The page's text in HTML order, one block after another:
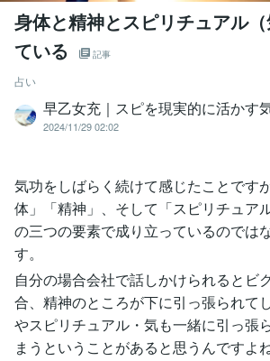
身体と精神とスピリチュアル
ている
記事
占い
早乙女充｜スピを現実的に活かす
2024/11/29 02:02
気功をしばらく続けて感じたことです
体」「精神」、そして「スピリチュア
の三つの要素で成り立っているのでは
す。
自分の場合会社で話しかけられるとビ
合、精神のところが下に引っ張られて
やスピリチュアル・気も一緒に引っ張
まうということがあると思うんですよね